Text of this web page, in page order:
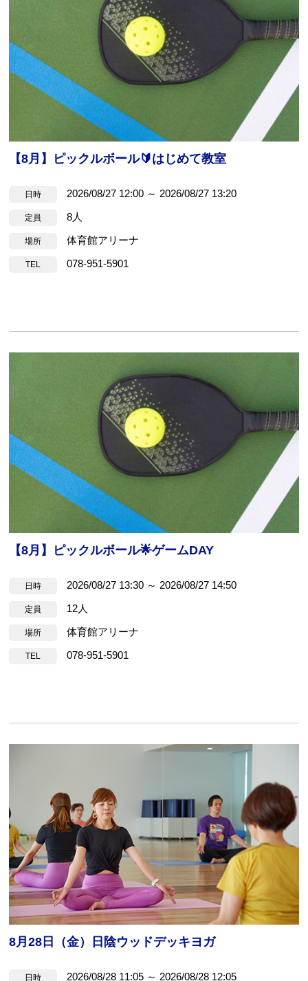
【8月】ピックルボール🔰はじめて教室
日時 2026/08/27 12:00 ～ 2026/08/27 13:20
定員 8人
場所 体育館アリーナ
TEL 078-951-5901
【8月】ピックルボール🌟ゲームDAY
日時 2026/08/27 13:30 ～ 2026/08/27 14:50
定員 12人
場所 体育館アリーナ
TEL 078-951-5901
8月28日（金）日陰ウッドデッキヨガ
日時 2026/08/28 11:05 ～ 2026/08/28 12:05